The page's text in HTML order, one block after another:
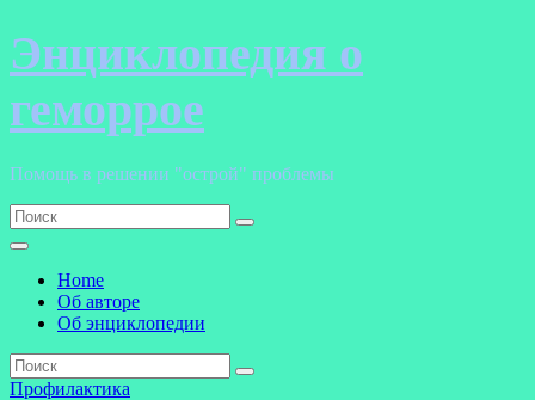
Перейти
к
содержанию
Энциклопедия о
геморрое
Помощь в решении "острой" проблемы
Home
Об авторе
Об энциклопедии
Профилактика